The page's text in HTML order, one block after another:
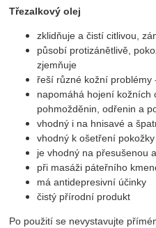
Třezalkový olej
zklidňuje a čistí citlivou,
působí protizánětlivě,
zjemňuje
řeší různé kožní problémy
napomáhá hojení kožních
pohmožděnin, odřenin a
vhodný i na hnisavé a
vhodný k ošetření
je vhodný na přesušenou
při masáži páteřního
má antidepresivní účinky
čistý přírodní produkt
Po použití se nevystavujte